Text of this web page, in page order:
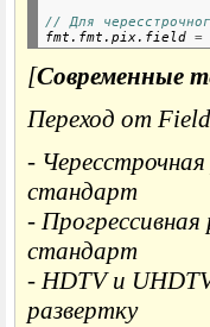
// Для
fmt.fmt.pix.field =
[Современные
Переход от
-
стандарт
-
стандарт
- HDTV и
развертку